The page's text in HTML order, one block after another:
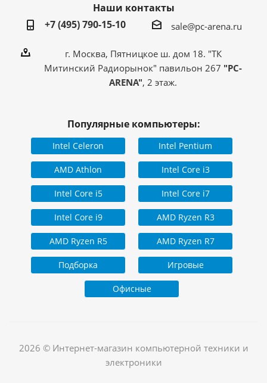
Наши контакты
+7 (495) 790-15-10
sale@pc-arena.ru
г. Москва, Пятницкое ш. дом 18. "ТК
Митинский Радиорынок" павильон 267 "PC-
ARENA", 2 этаж.
Популярные компьютеры:
Intel Celeron Intel Pentium
AMD Athlon Intel Core i3
Intel Core i5 Intel Core i7
Intel Core i9 AMD Ryzen R3
AMD Ryzen R5 AMD Ryzen R7
Подборка Игровые
Офисные
2026 © Интернет-магазин компьютерной техники и
электроники